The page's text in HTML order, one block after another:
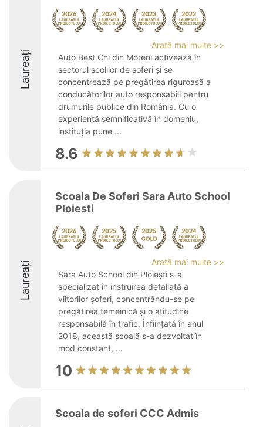
Laureați
Arată mai multe >>
Auto Best Chi din Moreni activează în
sectorul școlilor de șoferi și se
concentrează pe pregătirea riguroasă a
conducătorilor auto responsabili pentru
drumurile publice din România. Cu o
experiență semnificativă în domeniu,
instituția pune ...
8.6
Laureați
Scoala De Soferi Sara Auto School
Ploiesti
Arată mai multe >>
Sara Auto School din Ploiești s-a
specializat în instruirea detaliată a
viitorilor șoferi, concentrându-se pe
pregătirea temeinică și o atitudine
responsabilă în trafic. Înființată în anul
2018, această școală s-a dezvoltat în
mod constant, ...
10
Scoala de soferi CCC Admis